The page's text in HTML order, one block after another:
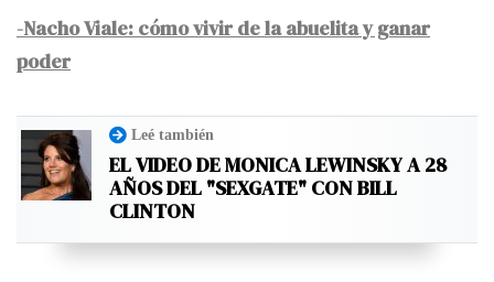
-Nacho Viale: cómo vivir de la abuelita y ganar
poder
Leé también
EL VIDEO DE MONICA LEWINSKY A 28
AÑOS DEL "SEXGATE" CON BILL
CLINTON